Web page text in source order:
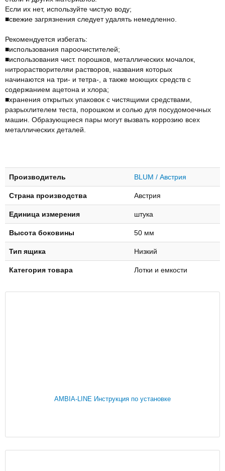
Если их нет, используйте чистую воду;
■свежие загрязнения следует удалять немедленно.
Рекомендуется избегать:
■использования пароочистителей;
■использования чист. порошков, металлических мочалок,
нитрорастворителяи растворов, названия которых
начинаются на три- и тетра-, а также моющих средств с
содержанием ацетона и хлора;
■хранения открытых упаковок с чистящими средствами,
разрыхлителем теста, порошком и солью для посудомоечных
машин. Образующиеся пары могут вызвать коррозию всех
металлических деталей.
Производитель BLUM / Австрия
Страна производства Австрия
Единица измерения штука
Высота боковины 50 мм
Тип ящика Низкий
Категория товара Лотки и емкости
AMBIA-LINE Инструкция по установке